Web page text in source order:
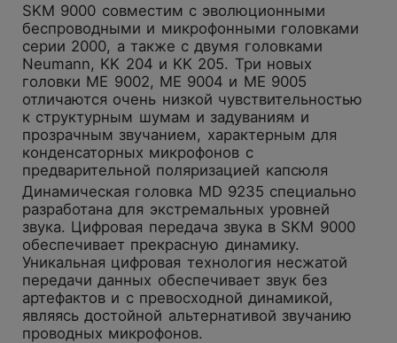
SKM 9000 совместим с эволюционными
беспроводными и микрофонными головками
серии 2000, а также с двумя головками
Neumann, KK 204 и KK 205. Три новых
головки ME 9002, ME 9004 и ME 9005
отличаются очень низкой чувствительностью
к структурным шумам и задуваниям и
прозрачным звучанием, характерным для
конденсаторных микрофонов с
предварительной поляризацией капсюля
Динамическая головка MD 9235 специально
разработана для экстремальных уровней
звука. Цифровая передача звука в SKM 9000
обеспечивает прекрасную динамику.
Уникальная цифровая технология несжатой
передачи данных обеспечивает звук без
артефактов и с превосходной динамикой,
являясь достойной альтернативой звучанию
проводных микрофонов.